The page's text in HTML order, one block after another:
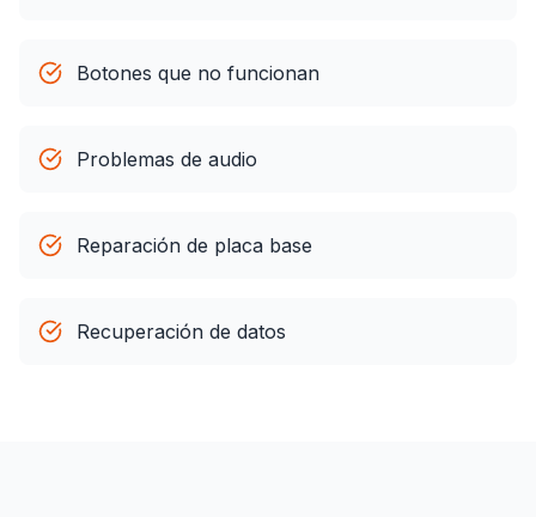
Botones que no funcionan
Problemas de audio
Reparación de placa base
Recuperación de datos